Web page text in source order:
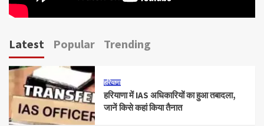
Latest Popular Trending
हरियाणा
हरियाणा में IAS अधिकारियों का हुआ तबादला,
जानें किसे कहां किया तैनात